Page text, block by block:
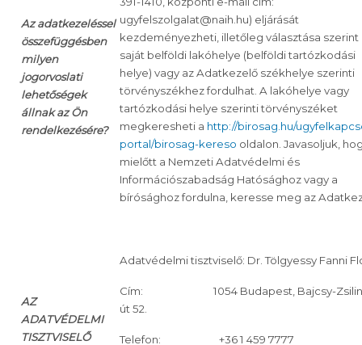
Az adatkezeléssel
összefüggésben
milyen
jogorvoslati
lehetőségek
állnak az Ön
rendelkezésére?
ugyfelszolgalat@naih.hu) eljárását
kezdeményezheti, illetőleg választása szerint
saját belföldi lakóhelye (belföldi tartózkodási
helye) vagy az Adatkezelő székhelye szerinti
törvényszékhez fordulhat. A lakóhelye vagy
tartózkodási helye szerinti törvényszéket
megkeresheti a http://birosag.hu/
portal/birosag-kereso oldalon. Javasoljuk,
mielőtt a Nemzeti Adatvédelmi és
Információszabadság Hatósághoz vagy a
bírósághoz fordulna, keresse meg az
AZ
ADATVÉDELMI
TISZTVISELŐ
Adatvédelmi tisztviselő: Dr. Tölgyessy Fanni
Cím: 1054 Budapest, Bajcsy-
út 52.
Telefon: +36 1 459 7777